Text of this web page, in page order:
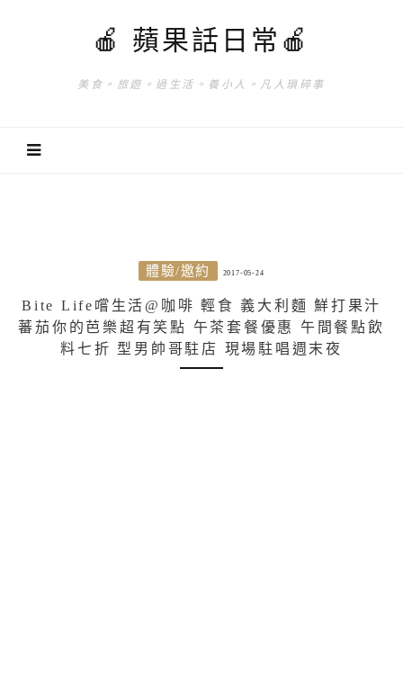
🍎 蘋果話日常🍎
美食。旅遊。過生活。養小人。凡人瑣碎事
體驗/邀約 2017-05-24
Bite Life嚐生活@咖啡 輕食 義大利麵 鮮打果汁
蕃茄你的芭樂超有笑點 午茶套餐優惠 午間餐點飲
料七折 型男帥哥駐店 現場駐唱週末夜